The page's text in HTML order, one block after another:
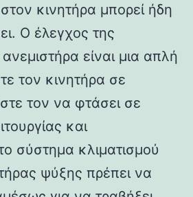
κινητήρα μπορεί ήδη
Ο έλεγχος της
ανεμιστήρα είναι μια απλή
τον κινητήρα σε
τον να φτάσει σε
και
σύστημα κλιματισμού
ψύξης πρέπει να